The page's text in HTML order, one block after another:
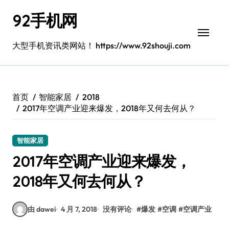
92手机网
大型手机资讯类网站！ https://www.92shouji.com
首页 智能家居
2018
2017年空调产业迎来爆发，2018年又何去何从？
智能家居
2017年空调产业迎来爆发，
2018年又何去何从？
由 dawei 4 月 7, 2018 没有评论 #爆发 #空调 #空调产业